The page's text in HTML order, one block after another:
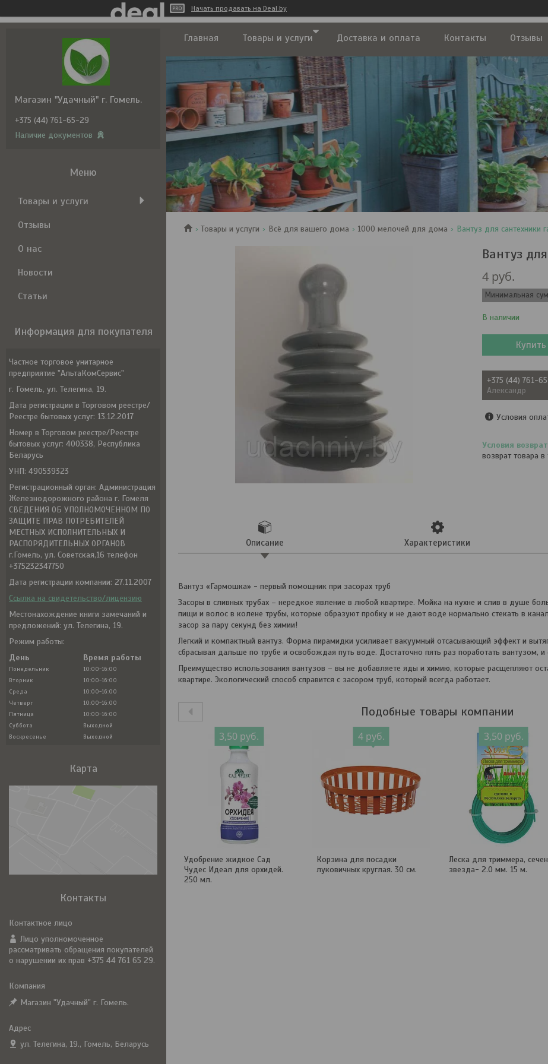
Начать продавать на Deal.by
Главная Товары и услуги Доставка и оплата Контакты Отзывы
Товары и услуги Всё для вашего дома 1000 мелочей для дома Вантуз для сантехники
Вантуз
4 руб.
Минимальная
В наличии
Купить
+375 (44) 761-
Александр
Условия
возврат товара
Описание Характеристики
Вантуз «Гармошка» - первый помощник при засорах труб
Засоры в сливных трубах – нередкое явление в любой квартире. Мойка на кухне и слив в душе
пищи и волос в колене трубы, которые образуют пробку и не дают воде нормально стекать в
засор за пару секунд без химии!
Легкий и компактный вантуз. Форма пирамидки усиливает вакуумный отсасывающий эффект и
сбрасывая дальше по трубе и освобождая путь воде. Достаточно пять раз поработать вантузом, и
Преимущество использования вантузов – вы не добавляете яды и химию, которые расщепляют
квартире. Экологический способ справится с засором труб, который всегда работает.
Подобные товары компании
Удобрение жидкое Сад
Чудес Идеал для орхидей.
250 мл.
3,50 руб.
Корзина для посадки
луковичных круглая. 30 см.
4 руб.
Леска для триммера,
звезда- 2.0 мм. 15 м.
3,50 руб.
Магазин "Удачный" г. Гомель.
+375 (44) 761-65-29
Наличие документов
Товары и услуги
Отзывы
О нас
Новости
Статьи
Информация для покупателя
Частное торговое унитарное
предприятие "АльтаКомСервис"
г. Гомель, ул. Телегина, 19.
Дата регистрации в Торговом реестре/
Реестре бытовых услуг: 13.12.2017
Номер в Торговом реестре/Реестре
бытовых услуг: 400338, Республика
Беларусь
УНП: 490539323
Регистрационный орган: Администрация
Железнодорожного района г. Гомеля
СВЕДЕНИЯ ОБ УПОЛНОМОЧЕННОМ ПО
ЗАЩИТЕ ПРАВ ПОТРЕБИТЕЛЕЙ
МЕСТНЫХ ИСПОЛНИТЕЛЬНЫХ И
РАСПОРЯДИТЕЛЬНЫХ ОРГАНОВ
г.Гомель, ул. Советская,16 телефон
+375232347750
Дата регистрации компании: 27.11.2007
Ссылка на свидетельство/лицензию
Местонахождение книги замечаний и
предложений: ул. Телегина, 19.
Режим работы:
День
Время работы
Понедельник
10:00-16:00
Вторник
10:00-16:00
Среда
10:00-16:00
Четверг
10:00-16:00
Пятница
10:00-16:00
Суббота
Выходной
Воскресенье
Выходной
Карта
Контакты
Лицо уполномоченное
рассматривать обращения покупателей
о нарушении их прав +375 44 761 65 29.
Магазин "Удачный" г. Гомель.
ул. Телегина, 19., Гомель, Беларусь